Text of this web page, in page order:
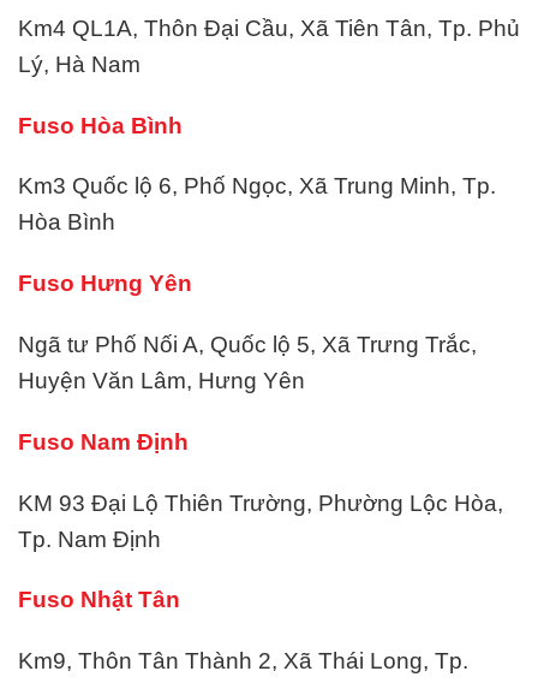
Km4 QL1A, Thôn Đại Cầu, Xã Tiên Tân, Tp. Phủ
Lý, Hà Nam
Fuso Hòa Bình
Km3 Quốc lộ 6, Phố Ngọc, Xã Trung Minh, Tp.
Hòa Bình
Fuso Hưng Yên
Ngã tư Phố Nối A, Quốc lộ 5, Xã Trưng Trắc,
Huyện Văn Lâm, Hưng Yên
Fuso Nam Định
KM 93 Đại Lộ Thiên Trường, Phường Lộc Hòa,
Tp. Nam Định
Fuso Nhật Tân
Km9, Thôn Tân Thành 2, Xã Thái Long, Tp.